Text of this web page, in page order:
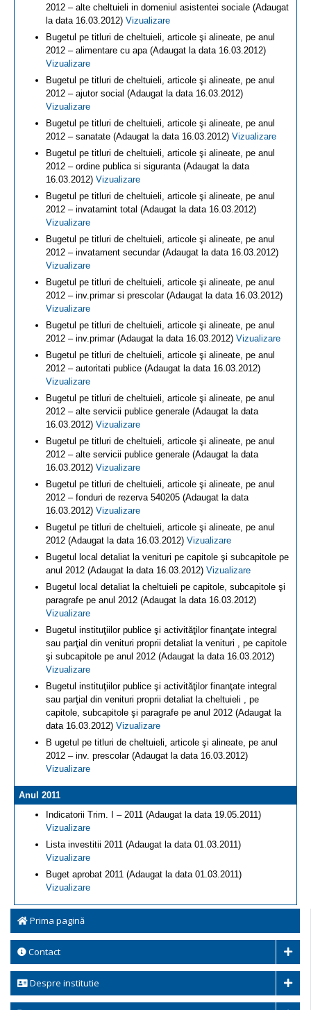
Prima pagină
Contact
Despre institutie
2012 – alte cheltuieli in domeniul asistentei sociale (Adaugat
la data 16.03.2012) Vizualizare
Bugetul pe titluri de cheltuieli, articole şi alineate, pe anul
2012 – alimentare cu apa (Adaugat la data 16.03.2012)
Vizualizare
Bugetul pe titluri de cheltuieli, articole şi alineate, pe anul
2012 – ajutor social (Adaugat la data 16.03.2012)
Vizualizare
Bugetul pe titluri de cheltuieli, articole şi alineate, pe anul
2012 – sanatate (Adaugat la data 16.03.2012) Vizualizare
Bugetul pe titluri de cheltuieli, articole şi alineate, pe anul
2012 – ordine publica si siguranta (Adaugat la data
16.03.2012) Vizualizare
Bugetul pe titluri de cheltuieli, articole şi alineate, pe anul
2012 – invatamint total (Adaugat la data 16.03.2012)
Vizualizare
Bugetul pe titluri de cheltuieli, articole şi alineate, pe anul
2012 – invatament secundar (Adaugat la data 16.03.2012)
Vizualizare
Bugetul pe titluri de cheltuieli, articole şi alineate, pe anul
2012 – inv.primar si prescolar (Adaugat la data 16.03.2012)
Vizualizare
Bugetul pe titluri de cheltuieli, articole şi alineate, pe anul
2012 – inv.primar (Adaugat la data 16.03.2012) Vizualizare
Bugetul pe titluri de cheltuieli, articole şi alineate, pe anul
2012 – autoritati publice (Adaugat la data 16.03.2012)
Vizualizare
Bugetul pe titluri de cheltuieli, articole şi alineate, pe anul
2012 – alte servicii publice generale (Adaugat la data
16.03.2012) Vizualizare
Bugetul pe titluri de cheltuieli, articole şi alineate, pe anul
2012 – alte servicii publice generale (Adaugat la data
16.03.2012) Vizualizare
Bugetul pe titluri de cheltuieli, articole şi alineate, pe anul
2012 – fonduri de rezerva 540205 (Adaugat la data
16.03.2012) Vizualizare
Bugetul pe titluri de cheltuieli, articole şi alineate, pe anul
2012 (Adaugat la data 16.03.2012) Vizualizare
Bugetul local detaliat la venituri pe capitole şi subcapitole pe
anul 2012 (Adaugat la data 16.03.2012) Vizualizare
Bugetul local detaliat la cheltuieli pe capitole, subcapitole şi
paragrafe pe anul 2012 (Adaugat la data 16.03.2012)
Vizualizare
Bugetul instituţiilor publice şi activităţilor finanţate integral
sau parţial din venituri proprii detaliat la venituri , pe capitole
şi subcapitole pe anul 2012 (Adaugat la data 16.03.2012)
Vizualizare
Bugetul instituţiilor publice şi activităţilor finanţate integral
sau parţial din venituri proprii detaliat la cheltuieli , pe
capitole, subcapitole şi paragrafe pe anul 2012 (Adaugat la
data 16.03.2012) Vizualizare
B ugetul pe titluri de cheltuieli, articole şi alineate, pe anul
2012 – inv. prescolar (Adaugat la data 16.03.2012)
Vizualizare
Anul 2011
Indicatorii Trim. I – 2011 (Adaugat la data 19.05.2011)
Vizualizare
Lista investitii 2011 (Adaugat la data 01.03.2011)
Vizualizare
Buget aprobat 2011 (Adaugat la data 01.03.2011)
Vizualizare